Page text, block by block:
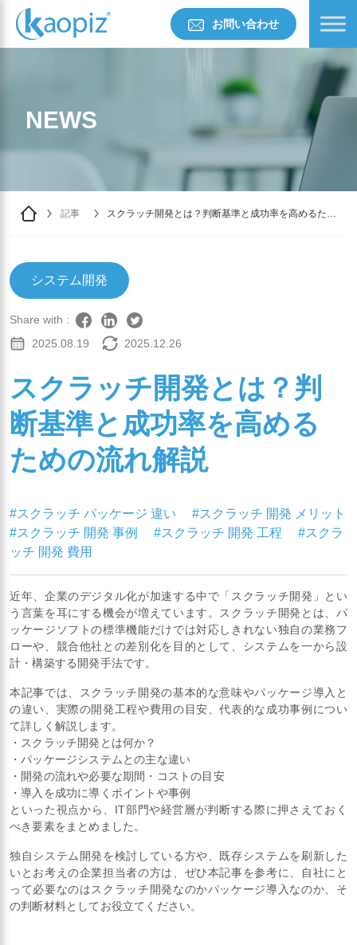
お問い合わせ
NEWS
記事
スクラッチ開発とは？判断基準と成功率を高めるため
システム開発
Share with :
2025.08.19
2025.12.26
スクラッチ開発とは？判
断基準と成功率を高める
ための流れ解説
#スクラッチ パッケージ 違い
#スクラッチ 開発 メリット
#スクラッチ 開発 事例
#スクラッチ 開発 工程
#スクラ
ッチ 開発 費用
近年、企業のデジタル化が加速する中で「スクラッチ開発」とい
う言葉を耳にする機会が増えています。スクラッチ開発とは、パ
ッケージソフトの標準機能だけでは対応しきれない独自の業務フ
ローや、競合他社との差別化を目的として、システムを一から設
計・構築する開発手法です。
本記事では、スクラッチ開発の基本的な意味やパッケージ導入と
の違い、実際の開発工程や費用の目安、代表的な成功事例につい
て詳しく解説します。
・スクラッチ開発とは何か？
・パッケージシステムとの主な違い
・開発の流れや必要な期間・コストの目安
・導入を成功に導くポイントや事例
といった視点から、IT部門や経営層が判断する際に押さえておく
べき要素をまとめました。
独自システム開発を検討している方や、既存システムを刷新した
いとお考えの企業担当者の方は、ぜひ本記事を参考に、自社にと
って必要なのはスクラッチ開発なのかパッケージ導入なのか、そ
の判断材料としてお役立てください。